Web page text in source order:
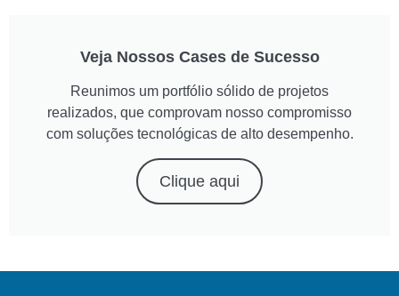
Veja Nossos Cases de Sucesso
Reunimos um portfólio sólido de projetos
realizados, que comprovam nosso compromisso
com soluções tecnológicas de alto desempenho.
Clique aqui